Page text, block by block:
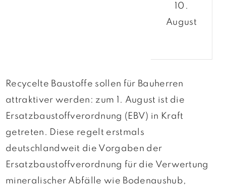
10.
August
Recycelte Baustoffe sollen für Bauherren
attraktiver werden: zum 1. August ist die
Ersatzbaustoffverordnung (EBV) in Kraft
getreten. Diese regelt erstmals
deutschlandweit die Vorgaben der
Ersatzbaustoffverordnung für die Verwertung
mineralischer Abfälle wie Bodenaushub,